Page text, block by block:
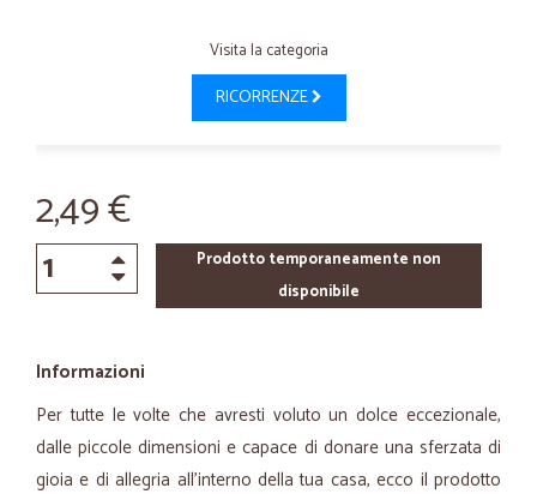
Visita la categoria
RICORRENZE
2,49 €
Prodotto temporaneamente non
disponibile
Informazioni
Per tutte le volte che avresti voluto un dolce eccezionale,
dalle piccole dimensioni e capace di donare una sferzata di
gioia e di allegria all'interno della tua casa, ecco il prodotto